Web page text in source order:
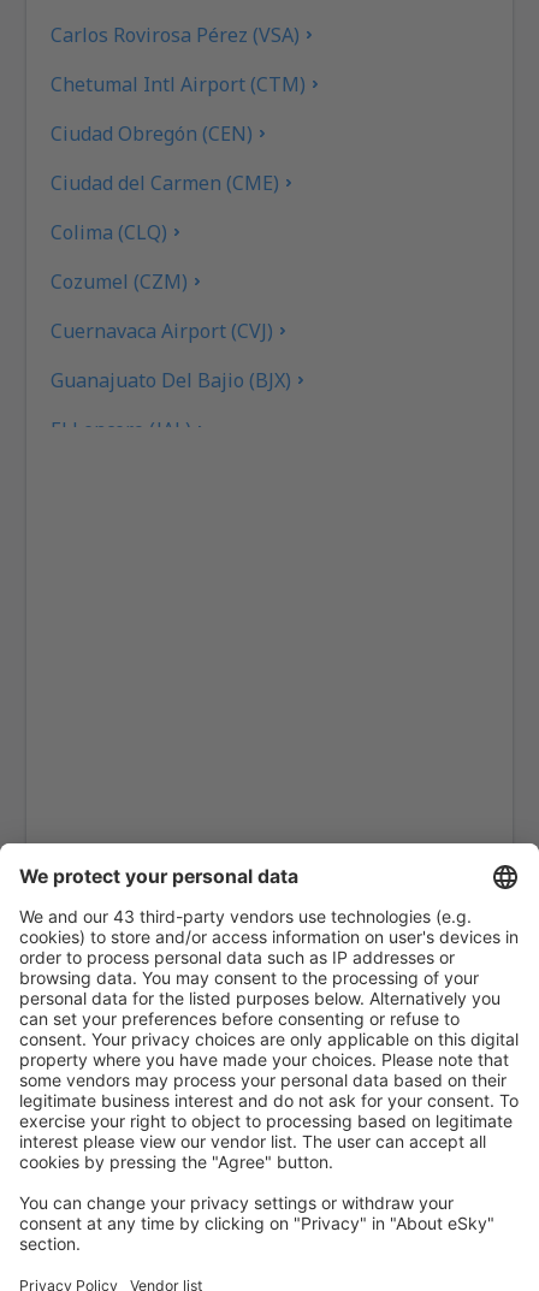
Carlos Rovirosa Pérez (VSA)
Chetumal Intl Airport (CTM)
Ciudad Obregón (CEN)
Ciudad del Carmen (CME)
Colima (CLQ)
Cozumel (CZM)
Cuernavaca Airport (CVJ)
Guanajuato Del Bajio (BJX)
El Lencero (JAL)
General Fierro Villalobos (CUU)
Guadalupe Victoria (DGO)
Aeropuerto Regional de Guerrero Negro (GUB)
General Heriberto Jara (VER)
Hermanos Serdán (PBC)
Huatulco Intl Airport (HUX)
General Ignacio L. Pesqueira (HMO)
Campeche Ing. Alberto Acuna Ongay (CPE)